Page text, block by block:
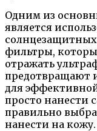
Одним из
является
фильтры,
отражать
предотвращают
для
просто нанести
правильно
нанести на кожу.